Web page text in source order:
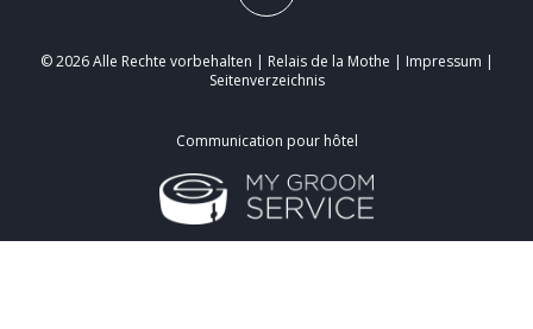
© 2026 Alle Rechte vorbehalten | Relais de la Mothe | Impressum |
Seitenverzeichnis
Communication pour hôtel